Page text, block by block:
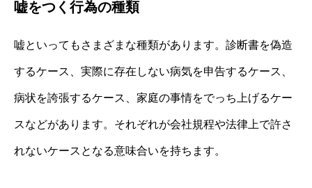
嘘をつく行為の種類
嘘といってもさまざまな種類があります。診断書を偽造
するケース、実際に存在しない病気を申告するケース、
病状を誇張するケース、家庭の事情をでっち上げるケー
スなどがあります。それぞれが会社規程や法律上で許さ
れないケースとなる意味合いを持ちます。